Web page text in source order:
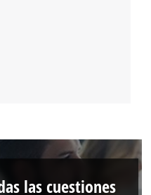
las cuestiones